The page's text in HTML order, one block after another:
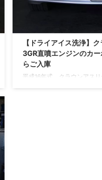
【ドライアイス洗浄】
3GR直噴エンジンのカ
らご入庫
平成16年式 クラウンアス